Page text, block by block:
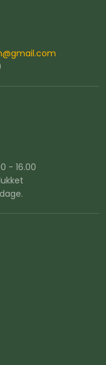
- 16.00